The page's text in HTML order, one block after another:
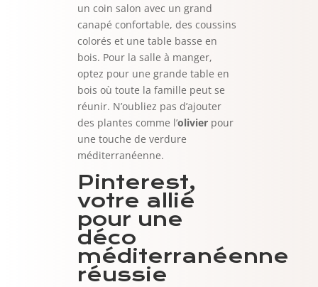
un coin salon avec un grand
canapé confortable, des coussins
colorés et une table basse en
bois. Pour la salle à manger,
optez pour une grande table en
bois où toute la famille peut se
réunir. N’oubliez pas d’ajouter
des plantes comme l’olivierpour
une touche de verdure
méditerranéenne.
Pinterest,
votre allié
pour une
déco
méditerranéenne
réussie